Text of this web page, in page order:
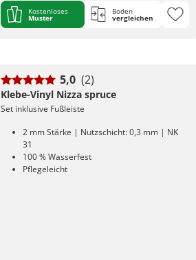
Kostenloses
Muster
Boden
vergleichen
5,0 (2)
Klebe-Vinyl Nizza spruce
Set inklusive Fußleiste
2 mm Stärke | Nutzschicht: 0,3 mm | NK
31
100 % Wasserfest
Pflegeleicht